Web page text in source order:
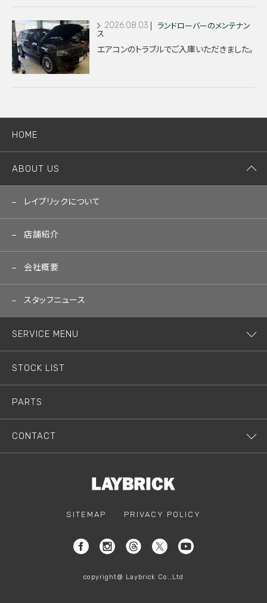
2026.08.03
ランドローバーのメンテナン
ス
エアコンのトラブルでご入庫いただきました。
HOME
ABOUT US
レイブリックについて
店舗紹介
会社概要
スタッフニュース
SERVICE MENU
STOCK LIST
PARTS
CONTACT
SITEMAP PRIVACY POLICY
copyright@ Laybrick Co.,Ltd